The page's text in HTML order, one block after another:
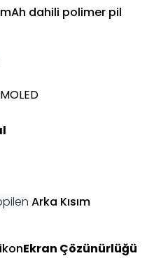
dahili polimer pil
Arka Kısım
Ekran Çözünürlüğü​